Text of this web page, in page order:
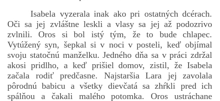
Isabela vyzerala inak ako pri ostatných dcérach.
Oči sa jej zvláštne leskli a vlasy sa jej až podozrivo
zvlnili. Oros si bol istý tým, že to bude chlapec.
Vytúžený syn, šepkal si v noci v posteli, keď objímal
svoju statočnú manželku. Jedného dňa sa v práci zdržal
akosi pridlho, a keď prišiel domov, zistil, že Isabela
začala rodiť predčasne. Najstaršia Lara jej zavolala
pôrodnú babicu a všetky dievčatá sa zhŕkli pred ich
spálňou a čakali malého potomka. Oros ustráchane